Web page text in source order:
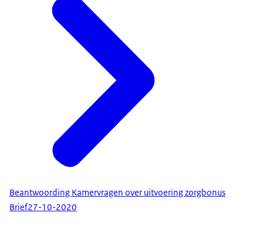
Beantwoording Kamervragen over uitvoering zorgbonus
Brief27-10-2020